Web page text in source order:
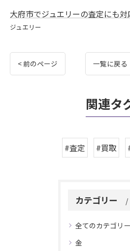
大府市でジュエリーの査定にも対
ジュエリー
< 前のページ 一覧に戻る
関連タ
#査定 #買取
カテゴリー
全てのカテゴリー
金